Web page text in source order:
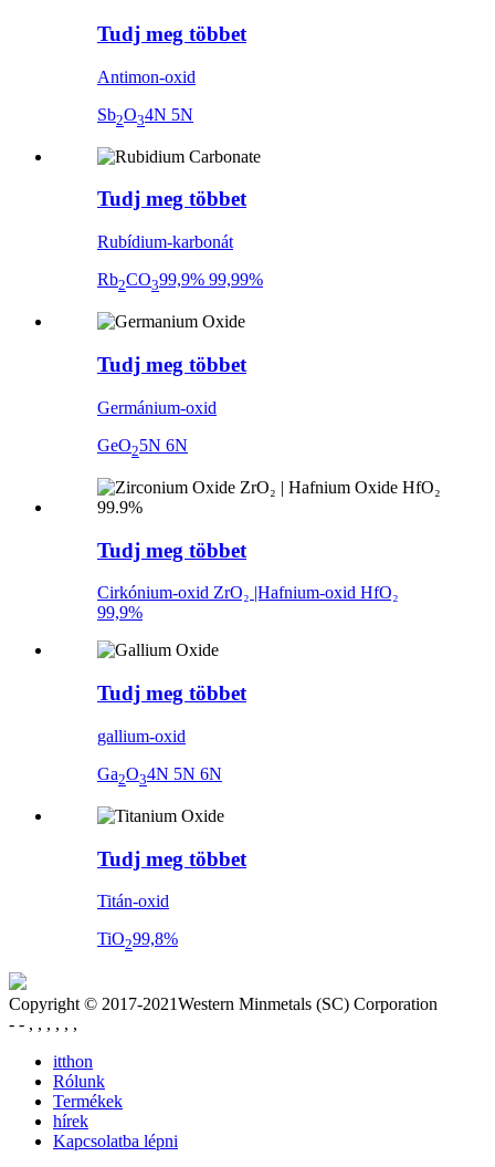
Tudj meg többet
Antimon-oxid
Sb2O34N 5N
Tudj meg többet
Rubídium-karbonát
Rb2CO399,9% 99,99%
Tudj meg többet
Germánium-oxid
GeO25N 6N
Tudj meg többet
Cirkónium-oxid ZrO₂ |Hafnium-oxid HfO₂
99,9%
Tudj meg többet
gallium-oxid
Ga2O34N 5N 6N
Tudj meg többet
Titán-oxid
TiO299,8%
Copyright © 2017-2021Western Minmetals (SC) Corporation
- - , , , , , ,
itthon
Rólunk
Termékek
hírek
Kapcsolatba lépni